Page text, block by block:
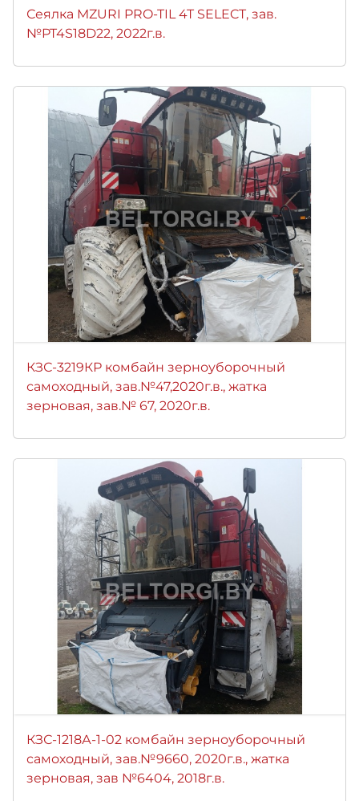
Сеялка MZURI PRO-TIL 4T SELECT, зав.
№PT4S18D22, 2022г.в.
КЗС-3219КР комбайн зерноуборочный
самоходный, зав.№47,2020г.в., жатка
зерновая, зав.№ 67, 2020г.в.
КЗС-1218А-1-02 комбайн зерноуборочный
самоходный, зав.№9660, 2020г.в., жатка
зерновая, зав №6404, 2018г.в.